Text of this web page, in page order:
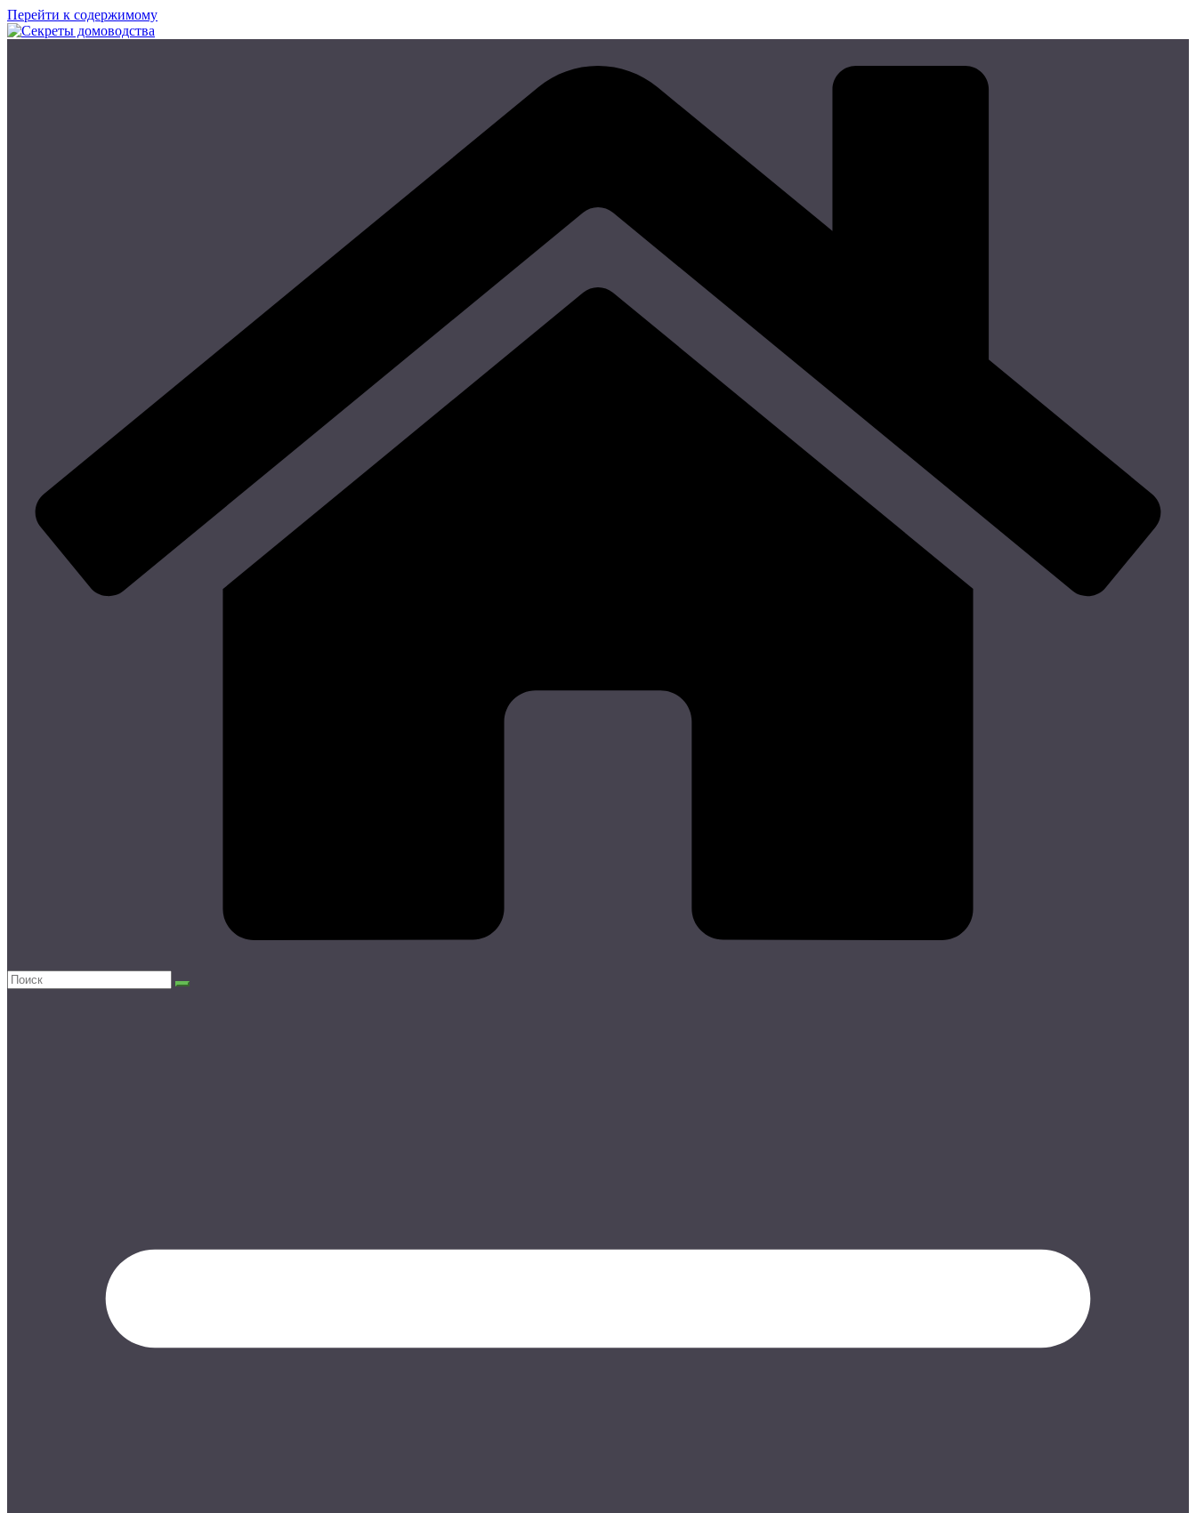
Перейти к содержимому